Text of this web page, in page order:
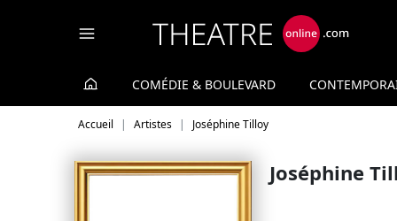
COMÉDIE & BOULEVARD
Accueil Artistes Joséphine Tilloy
Joséphine